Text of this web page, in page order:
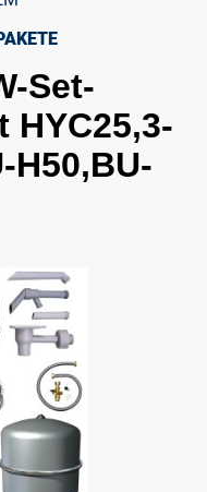
Set-
HYC25,3-
H50,BU-